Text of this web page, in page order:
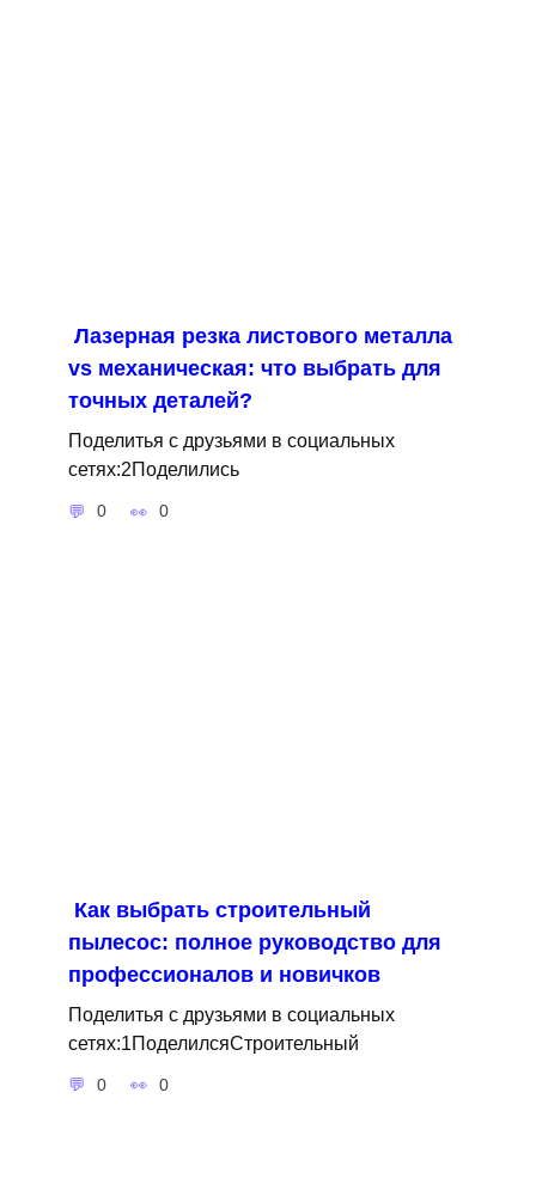
Лазерная резка листового металла
vs механическая: что выбрать для
точных деталей?
Поделитья с друзьями в социальных
сетях:2Поделились
0 0
Как выбрать строительный
пылесос: полное руководство для
профессионалов и новичков
Поделитья с друзьями в социальных
сетях:1ПоделилсяСтроительный
0 0